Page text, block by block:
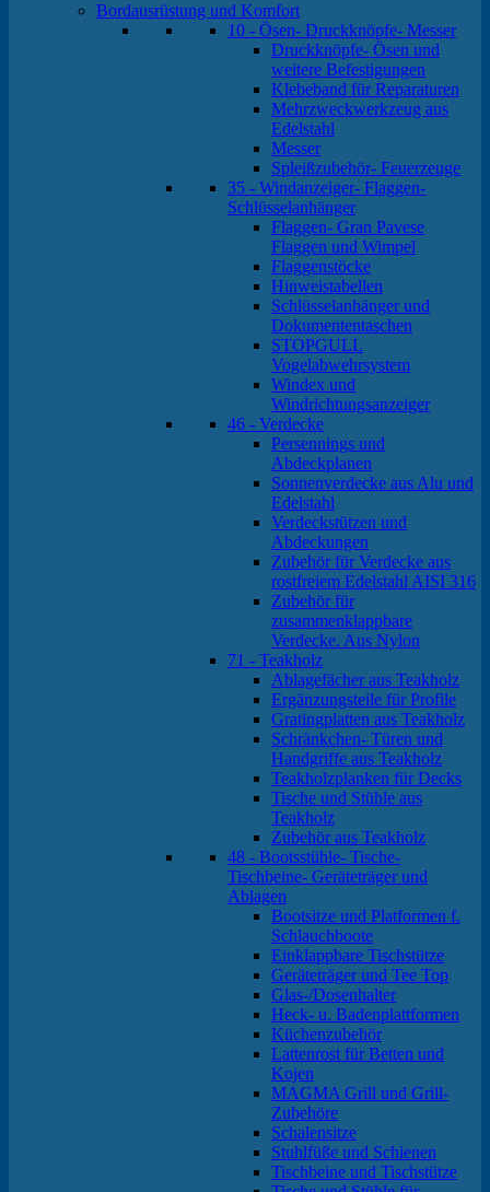
Bordausrüstung und Komfort
10 - Ösen- Druckknöpfe- Messer
Druckknöpfe- Ösen und
weitere Befestigungen
Klebeband für Reparaturen
Mehrzweckwerkzeug aus
Edelstahl
Messer
Spleißzubehör- Feuerzeuge
35 - Windanzeiger- Flaggen-
Schlüsselanhänger
Flaggen- Gran Pavese
Flaggen und Wimpel
Flaggenstöcke
Hinweistabellen
Schlüsselanhänger und
Dokumententaschen
STOPGULL
Vogelabwehrsystem
Windex und
Windrichtungsanzeiger
46 - Verdecke
Persennings und
Abdeckplanen
Sonnenverdecke aus Alu und
Edelstahl
Verdeckstützen und
Abdeckungen
Zubehör für Verdecke aus
rostfreiem Edelstahl AISI 316
Zubehör für
zusammenklappbare
Verdecke. Aus Nylon
71 - Teakholz
Ablagefächer aus Teakholz
Ergänzungsteile für Profile
Gratingplatten aus Teakholz
Schränkchen- Türen und
Handgriffe aus Teakholz
Teakholzplanken für Decks
Tische und Stühle aus
Teakholz
Zubehör aus Teakholz
48 - Bootsstühle- Tische-
Tischbeine- Geräteträger und
Ablagen
Bootsitze und Platformen f.
Schlauchboote
Einklappbare Tischstütze
Geräteträger und Tee Top
Glas-/Dosenhalter
Heck- u. Badenplattformen
Küchenzubehör
Lattenrost für Betten und
Kojen
MAGMA Grill und Grill-
Zubehöre
Schalensitze
Stuhlfüße und Schienen
Tischbeine und Tischstütze